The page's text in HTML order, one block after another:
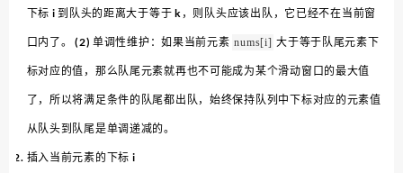
下标 i 到队头的距离大于等于 k，则队头应该出队，它已经不在当前窗
口内了。 (2) 单调性维护：如果当前元素 nums[i] 大于等于队尾元素下
标对应的值，那么队尾元素就再也不可能成为某个滑动窗口的最大值
了，所以将满足条件的队尾都出队，始终保持队列中下标对应的元素值
从队头到队尾是单调递减的。
插入当前元素的下标 i